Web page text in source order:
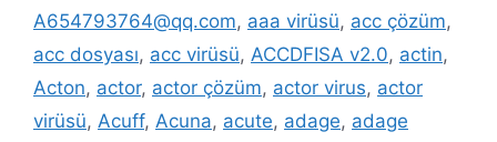
A654793764@qq.com, aaa virüsü, acc çözüm,
acc dosyası, acc virüsü, ACCDFISA v2.0, actin,
Acton, actor, actor çözüm, actor virus, actor
virüsü, Acuff, Acuna, acute, adage, adage